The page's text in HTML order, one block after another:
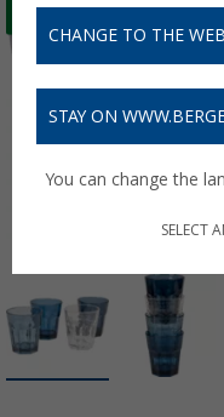
CHANGE TO THE
STAY ON
You can change the
SELECT